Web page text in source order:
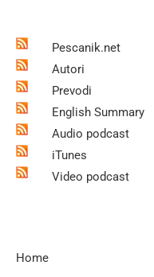
Pescanik.net
Autori
Prevodi
English Summary
Audio podcast
iTunes
Video podcast
Home